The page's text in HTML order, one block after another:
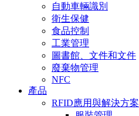
自動車輛識別
衛生保健
食品控制
工業管理
圖書館、文件和文件
廢棄物管理
NFC
產品
RFID應用與解決方案